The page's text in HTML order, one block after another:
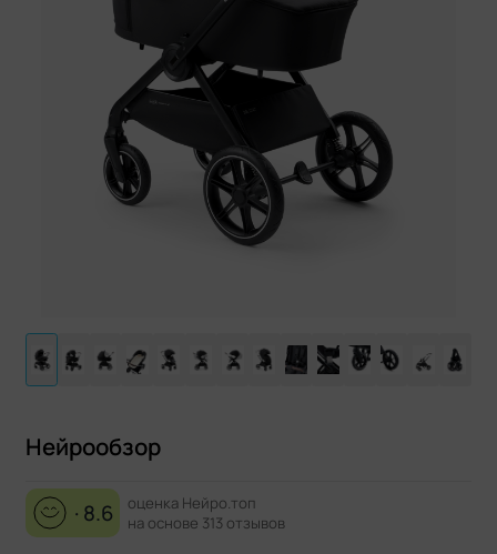
Нейрообзор
· 8.6
оценка Нейро.топ
на основе 313 отзывов